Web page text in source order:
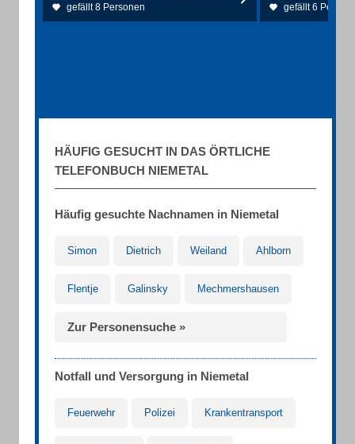
gefällt 8 Personen gefällt 6
HÄUFIG GESUCHT IN DAS ÖRTLICHE
TELEFONBUCH NIEMETAL
Häufig gesuchte Nachnamen in Niemetal
Simon Dietrich Weiland Ahlborn
Flentje Galinsky Mechmershausen
Zur Personensuche »
Notfall und Versorgung in Niemetal
Feuerwehr Polizei Krankentransport